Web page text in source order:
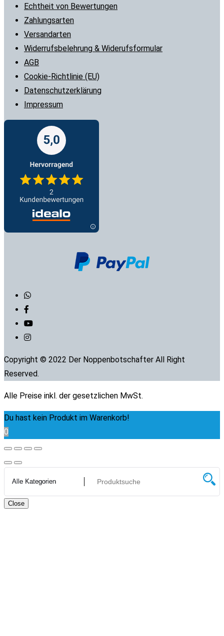
Echtheit von Bewertungen
Zahlungsarten
Versandarten
Widerrufsbelehrung & Widerufsformular
AGB
Cookie-Richtlinie (EU)
Datenschutzerklärung
Impressum
Copyright © 2022 Der Noppenbotschafter All Right
Reserved.
Alle Preise inkl. der gesetzlichen MwSt.
Du hast kein Produkt im Warenkorb!
0
Close